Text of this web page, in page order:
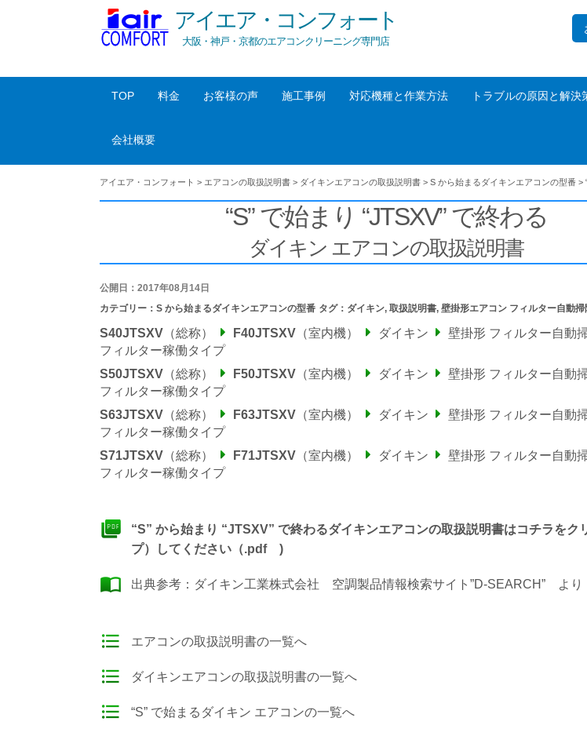
アイエア・コンフォート
大阪・神戸・京都のエアコンクリーニング専門店
TOP 料金 お客様の声 施工事例 対応機種と作業方法 トラブルの原因と解決
会社概要
アイエア・コンフォート > エアコンの取扱説明書 > ダイキンエアコンの取扱説明書 > S から始まるダイキンエアコンの型番 >
“S” で始まり “JTSXV” で終わる
ダイキン エアコンの取扱説明書
公開日：2017年08月14日
カテゴリー： S から始まるダイキンエアコンの型番 タグ： ダイキン, 取扱説明書, 壁掛形エアコン フィルター自動
S40JTSXV （総称） F40JTSXV （室内機） ダイキン
壁掛形 フィルター自動
フィルター稼働タイプ
S50JTSXV （総称） F50JTSXV （室内機） ダイキン
壁掛形 フィルター自動
フィルター稼働タイプ
S63JTSXV （総称） F63JTSXV （室内機） ダイキン
壁掛形 フィルター自動
フィルター稼働タイプ
S71JTSXV （総称） F71JTSXV （室内機） ダイキン
壁掛形 フィルター自動
フィルター稼働タイプ
“S” から始まり “JTSXV” で終わるダイキンエアコンの取扱説明書はコチラをク
プ）してください（.pdf )
出典参考： ダイキン工業株式会社 空調製品情報検索サイト”D-SEARCH” より
エアコンの取扱説明書の一覧へ
ダイキンエアコンの取扱説明書の一覧へ
“S” で始まるダイキン エアコンの一覧へ